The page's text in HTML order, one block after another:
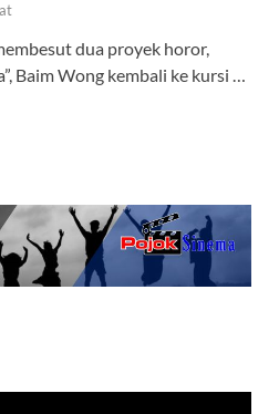
dua proyek horor,
Baim Wong kembali ke kursi …